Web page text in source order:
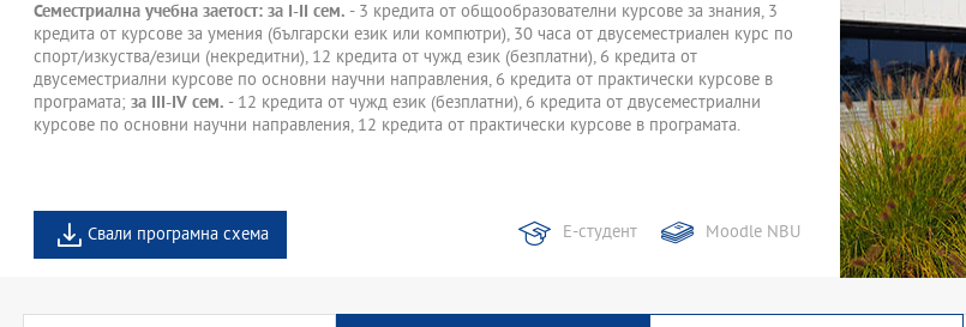
Семестриална учебна заетост: за І-II сем. - 3 кредита от общообразователни курсове за знания, 3
кредита от курсове за умения (български език или компютри), 30 часа от двусеместриален курс по
спорт/изкуства/езици (некредитни), 12 кредита от чужд език (безплатни), 6 кредита от
двусеместриални курсове по основни научни направления, 6 кредита от практически курсове в
програмата;за III-IV сем. - 12 кредита от чужд език (безплатни), 6 кредита от двусеместриални
курсове по основни научни направления, 12 кредита от практически курсове в програмата.
Свали програмна схема Е-студент Moodle NBU